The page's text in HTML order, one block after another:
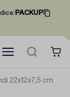
:PACKUP
22x12x7,5 cm